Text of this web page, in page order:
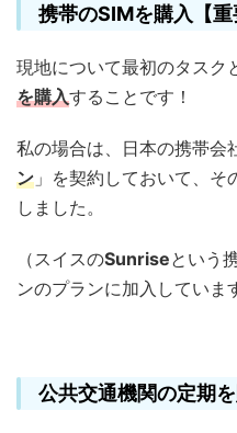
携帯のSIMを購入【
現地について最初のタスク
を購入することです！
私の場合は、日本の携帯会
ン 」を契約しておいて、
しました。
（スイスのSunriseという
ンのプランに加入していま
公共交通機関の定期